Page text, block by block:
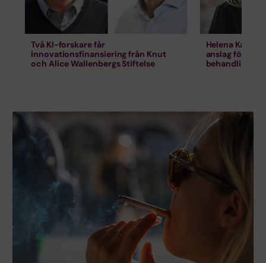
Två KI-forskare får
innovationsfinansiering från Knut
och Alice Wallenbergs Stiftelse
Helena
anslag för
behandling